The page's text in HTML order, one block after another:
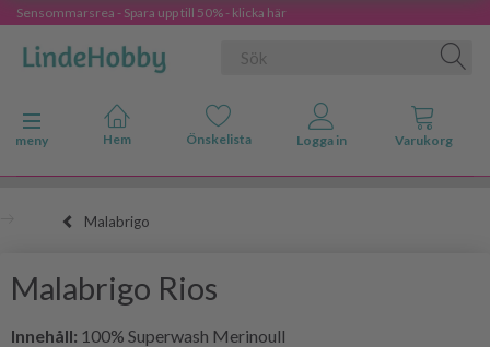
Sensommarsrea - Spara upp till 50% - klicka här
Ändra navigering
meny
Malabrigo
Malabrigo Rios
Innehåll: 100% Superwash Merinoull